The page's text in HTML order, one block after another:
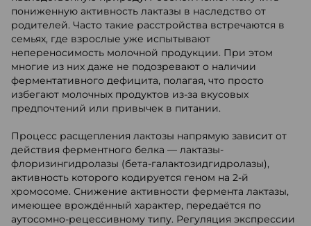
пониженную активность лактазы в наследство от
родителей. Часто такие расстройства встречаются в
семьях, где взрослые уже испытывают
непереносимость молочной продукции. При этом
многие из них даже не подозревают о наличии
ферментативного дефицита, полагая, что просто
избегают молочных продуктов из-за вкусовых
предпочтений или привычек в питании.
Процесс расщепления лактозы напрямую зависит от
действия ферментного белка — лактазы-
флоризингидролазы (бета-галактозидгидролазы),
активность которого кодируется геном на 2-й
хромосоме. Снижение активности фермента лактазы,
имеющее врождённый характер, передаётся по
аутосомно-рецессивному типу. Регуляция экспрессии